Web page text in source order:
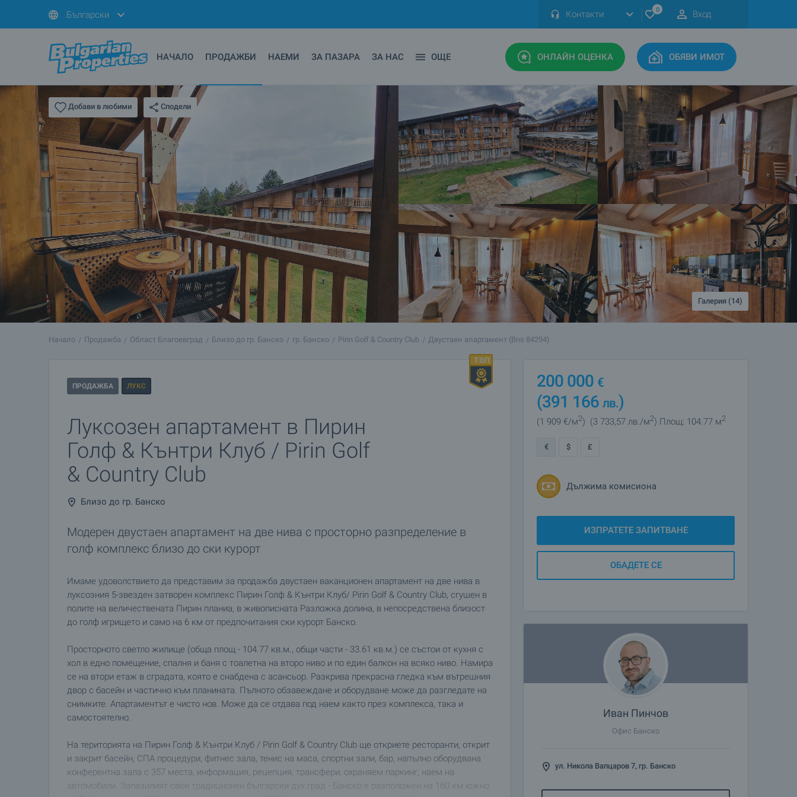
Български Контакти 0 Вход
НАЧАЛО ПРОДАЖБИ НАЕМИ ЗА ПАЗАРА ЗА НАС ОЩЕ ОНЛАЙН ОЦЕНКА ОБЯВИ ИМОТ
Добави в любими Сподели
Галерия (14)
Начало Продажба Област Благоевград Близо до гр. Банско гр. Банско Pirin Golf & Country Club Двустаен апартамент (Bns 84294)
ПРОДАЖБА ЛУКС
Луксозен апартамент в Пирин
Голф & Кънтри Клуб / Pirin Golf
& Country Club
Близо до гр. Банско
Модерен двустаен апартамент на две нива с просторно разпределение в
голф комплекс близо до ски курорт
Имаме удоволствието да представим за продажба двустаен ваканционен апартамент на две нива в
луксозния 5-звезден затворен комплекс Пирин Голф & Кънтри Клуб/ Pirin Golf & Country Club, сгушен в
полите на величествената Пирин планиа, в живописната Разложка долина, в непосредствена близост
до голф игрището и само на 6 км от предпочитания ски курорт Банско.
Просторното светло жилище (обща площ - 104.77 кв.м., общи части - 33.61 кв.м.) се състои от кухня с
хол в едно помещение, спалня и баня с тоалетна на второ ниво и по един балкон на всяко ниво. Намира
се на втори етаж в сградата, която е снабдена с асансьор. Разкрива прекрасна гледка към вътрешния
двор с басейн и частично към планината. Пълното обзавеждане и оборудване може да разгледате на
снимките. Апартаментът е чисто нов. Може да се отдава под наем както през комплекса, така и
самостоятелно.
На територията на Пирин Голф & Кънтри Клуб / Pirin Golf & Country Club ще откриете ресторанти, открит
и закрит басейн, СПА процедури, фитнес зала, тенис на маса, спортни зали, бар, напълно оборудвана
конферентна зала с 357 места, информация, рецепция, трансфери, охраняем паркинг, наем на
автомобили. Запазилият своя традиционен български дух град - Банско е разположен на 160 км южно
200 000 €
(391 166 лв.)
(1 909 €/м2) (3 733,57 лв./м2) Площ: 104.77 м2
€ $ £
Дължима комисиона
ИЗПРАТЕТЕ ЗАПИТВАНЕ
ОБАДЕТЕ СЕ
Иван Пинчов
Офис Банско
ул. Никола Вапцаров 7, гр. Банско